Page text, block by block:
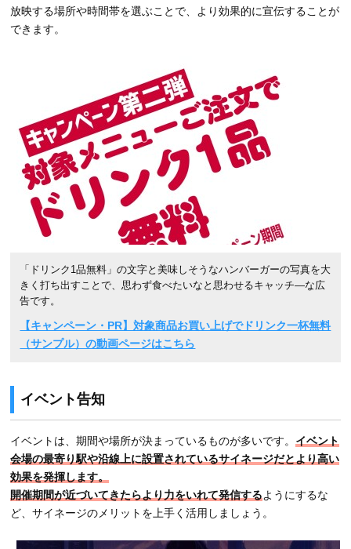
放映する場所や時間帯を選ぶことで、より効果的に宣伝することが
できます。
「ドリンク1品無料」の文字と美味しそうなハンバーガーの写真を大
きく打ち出すことで、思わず食べたいなと思わせるキャッチ―な広
告です。
【キャンペーン・PR】対象商品お買い上げでドリンク一杯無料
（サンプル）の動画ページはこちら
イベント告知
イベントは、期間や場所が決まっているものが多いです。イベント
会場の最寄り駅や沿線上に設置されているサイネージだとより高い
効果を発揮します。
開催期間が近づいてきたらより力をいれて発信するようにするな
ど、サイネージのメリットを上手く活用しましょう。